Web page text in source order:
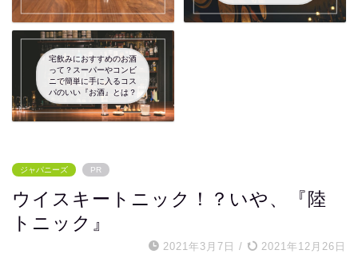
宅飲みにおすすめのお酒
って？スーパーやコンビ
ニで簡単に手に入るコス
パのいい『お酒』とは？
ジャパニーズ PR
ウイスキートニック！？いや、『陸
トニック』
2021年3月7日 / 2021年12月26日